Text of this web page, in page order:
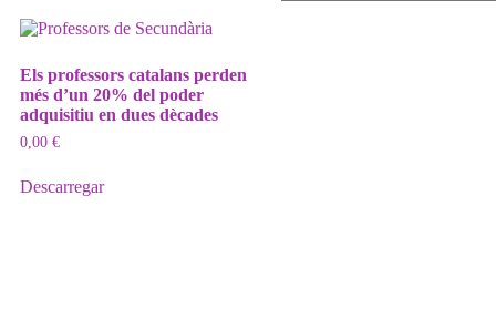
Els professors catalans perden
més d’un 20% del poder
adquisitiu en dues dècades
0,00 €
Descarregar